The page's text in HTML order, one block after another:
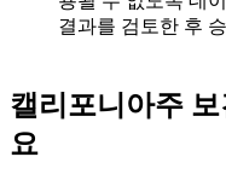
결과를 검토한 후
캘리포니아주
요